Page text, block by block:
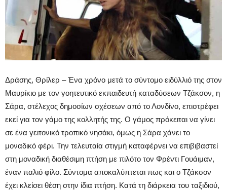
Δράσης, Θρίλερ – Ένα χρόνο μετά το σύντομο ειδύλλιό της στον
Μαυρίκιο με τον γοητευτικό εκπαιδευτή καταδύσεων Τζάκσον, η
Σάρα, στέλεχος δημοσίων σχέσεων από το Λονδίνο, επιστρέφει
εκεί για τον γάμο της κολλητής της. Ο γάμος πρόκειται να γίνει
σε ένα γειτονικό τροπικό νησάκι, όμως η Σάρα χάνει το
μοναδικό φέρι. Την τελευταία στιγμή καταφέρνει να επιβιβαστεί
στη μοναδική διαθέσιμη πτήση με πιλότο τον Φρέντι Γουάιμαν,
έναν παλιό φίλο. Σύντομα αποκαλύπτεται πως και ο Τζάκσον
έχει κλείσει θέση στην ίδια πτήση. Κατά τη διάρκεια του ταξιδιού,